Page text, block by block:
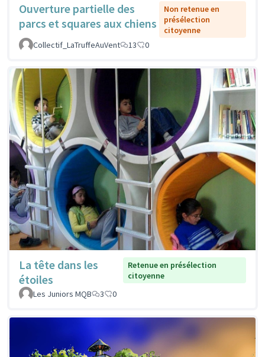
Ouverture partielle des
parcs et squares aux chiens
Non retenue en
présélection
citoyenne
Collectif_LaTruffeAuVent
13 0
La tête dans les
étoiles
Retenue en présélection
citoyenne
Les Juniors MQB
3 0